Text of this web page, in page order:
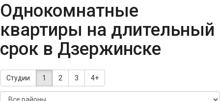
Однокомнатные
квартиры на длительный
срок в Дзержинске
Студии 1 2 3 4+